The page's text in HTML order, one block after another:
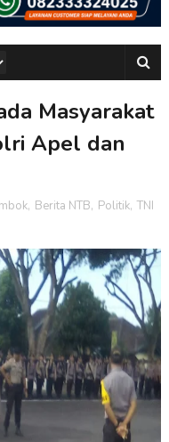
Masyarakat
Apel dan
, Berita NTB, Politik, TNI